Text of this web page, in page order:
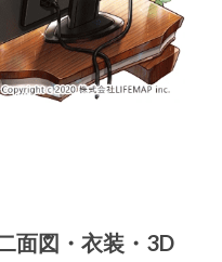
面図・衣装・3D